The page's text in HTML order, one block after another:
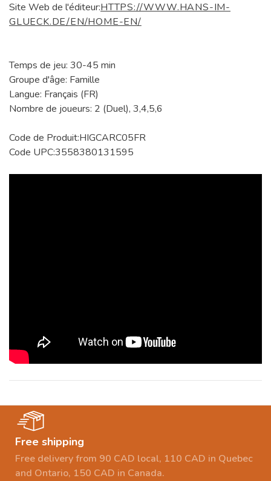
Site Web de l'éditeur:HTTPS://WWW.HANS-IM-
GLUECK.DE/EN/HOME-EN/
Temps de jeu: 30-45 min
Groupe d'âge: Famille
Langue: Français (FR)
Nombre de joueurs: 2 (Duel), 3,4,5,6
Code de Produit:HIGCARC05FR
Code UPC:3558380131595
Free shipping
Free delivery from 90 CAD local, 110 CAD in Quebec
and Ontario, 150 CAD in Canada.